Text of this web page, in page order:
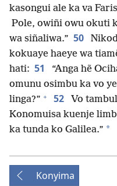
kasongui ale ka va
Pole, owiñi owu okuti
wa siñaliwa.” 50
kokuaye haeye wa
hati: 51
“Anga hẽ
omunu osimbu ka vo
linga?” + 52
Vo
Konomuisa kuenje
ka tunda ko Galilea.” *
Konyima